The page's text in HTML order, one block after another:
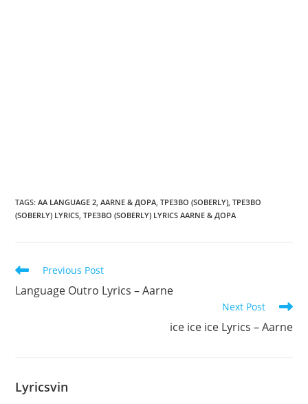
TAGS:AA LANGUAGE 2, AARNE & ДОРА, ТРЕЗВО (SOBERLY), ТРЕЗВО
(SOBERLY) LYRICS, ТРЕЗВО (SOBERLY) LYRICS AARNE & ДОРА
Read
articles
Previous Post
Language Outro Lyrics – Aarne
Next Post
​ice ice ice Lyrics – Aarne
Lyricsvin